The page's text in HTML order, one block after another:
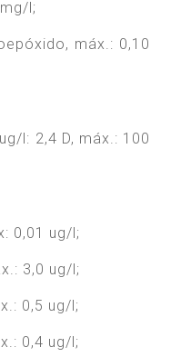
l;
máx.: 0,10
l: 2,4 D, máx.: 100
0,01 ug/l;
3,0 ug/l;
0,5 ug/l;
0,4 ug/l;